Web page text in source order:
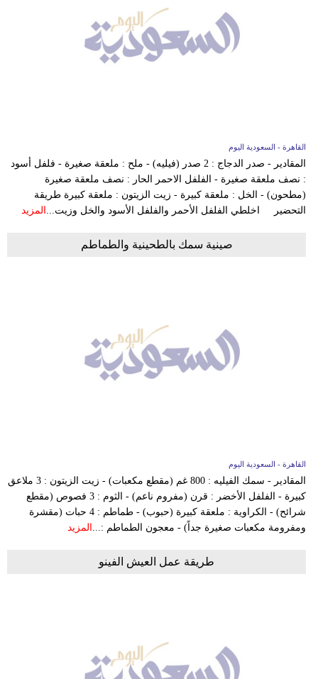
القاهرة - السعودية اليوم
المقادير - صدر الدجاج : 2 صدر (فيليه) - ملح : ملعقة صغيرة - فلفل أسود
: نصف ملعقة صغيرة - الفلفل الاحمر الحار : نصف ملعقة صغيرة
(مطحون) - الخل : ملعقة كبيرة - زيت الزيتون : ملعقة كبيرة طريقة
التحضير اخلطي الفلفل الأحمر والفلفل الأسود والخل وزيت...
المزيد
صينية سمك بالطحينية والطماطم
القاهرة - السعودية اليوم
المقادير - سمك الفيليه : 800 غم (مقطع مكعبات) - زيت الزيتون : 3 ملاعق
كبيرة - الفلفل الأخضر : قرن (مفروم ناعم) - الثوم : 3 فصوص (مقطع
شرائح) - الكراوية : ملعقة كبيرة (حبوب) - طماطم : 4 حبات (مقشرة
ومفرومة مكعبات صغيرة جداً) - معجون الطماطم :... المزيد
طريقة عمل العيش الفينو